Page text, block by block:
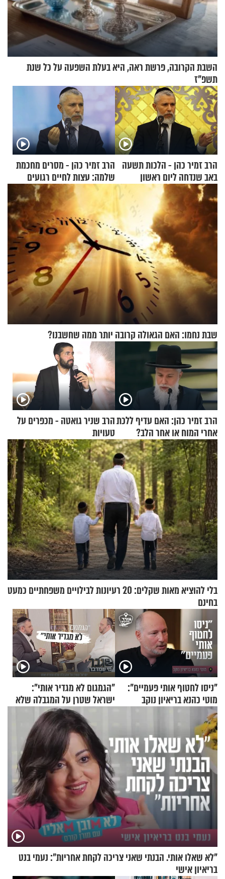
השבת הקרובה, פרשת ראה, היא בעלת השפעה על כל שנת
תשפ"ז
הרב זמיר כהן - הלכות תשעה
באב שנדחה ליום ראשון
הרב זמיר כהן - מסרים מחכמת
שלמה: עצות לחיים רגועים
שבת נחמו: האם הגאולה קרובה יותר ממה שחשבנו?
הרב זמיר כהן: האם עדיף ללכת
אחרי המוח או אחר הלב?
הרב שניר גואטה - מכפרים על
טעויות
בלי להוציא מאות שקלים: 20 רעיונות לבילויים משפחתיים כמעט
בחינם
"ניסו לחטוף אותי פעמיים":
מוטי כהנא בריאיון נוקב
"הגמגום לא מגדיר אותי":
ישראל שטרן על המגבלה שלא
עוצרת אותו
"לא שאלו אותי. הבנתי שאני צריכה לקחת אחריות": נעמי בנט
בריאיון אישי